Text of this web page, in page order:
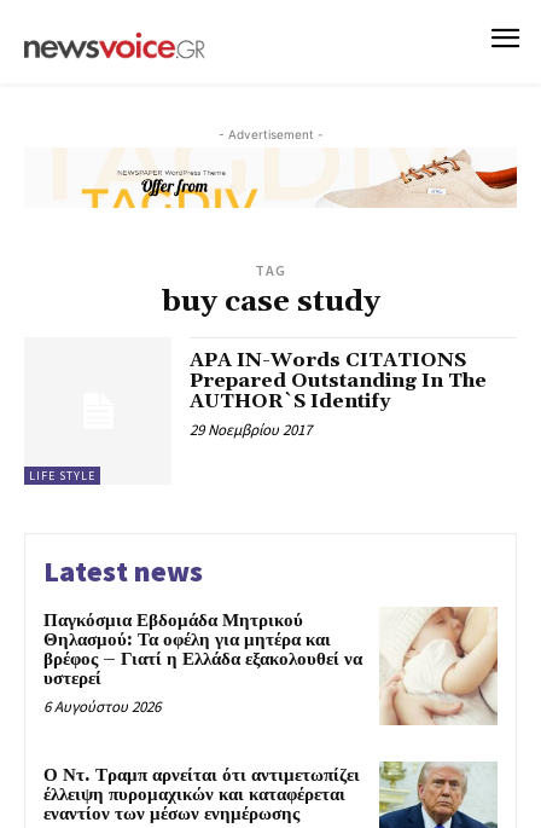
- Advertisement -
TAG
buy case study
LIFE STYLE
APA IN-Words CITATIONS
Prepared Outstanding In The
AUTHOR`S Identify
29 Νοεμβρίου 2017
Latest news
Παγκόσμια Εβδομάδα Μητρικού
Θηλασμού: Τα οφέλη για μητέρα και
βρέφος – Γιατί η Ελλάδα εξακολουθεί να
υστερεί
6 Αυγούστου 2026
Ο Ντ. Τραμπ αρνείται ότι αντιμετωπίζει
έλλειψη πυρομαχικών και καταφέρεται
εναντίον των μέσων ενημέρωσης